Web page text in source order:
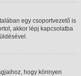
egy csoportvezető is
akkor lépj kapcsolatba
hogy könnyen